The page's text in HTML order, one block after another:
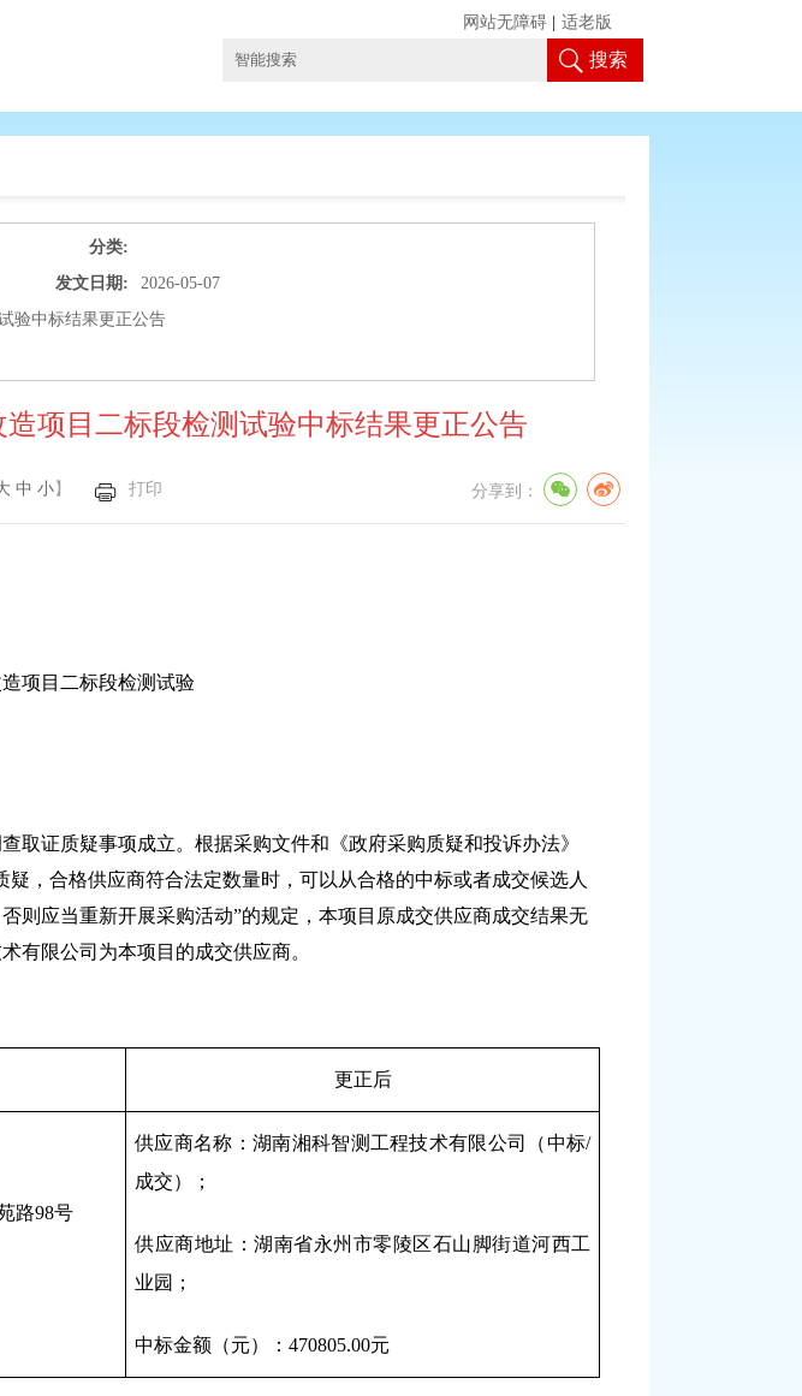
搜索
网站无障碍 适老版
分类:
发文日期:
2026-05-07
验中标结果更正公告
项目二标段检测试验中标结果更正公告
中 小】 打印 分享到：
项目二标段检测试验
证质疑事项成立。根据采购文件和《政府采购质疑和投诉办法》
，合格供应商符合法定数量时，可以从合格的中标或者成交候选人
则应当重新开展采购活动”的规定，本项目原成交供应商成交结果无
有限公司 为本项目的成交供应商。
更正后
路98号
供应商名称：湖南湘科智测工程技术有限公司（中标/
成交）；
供应商地址：湖南省永州市零陵区石山脚街道河西工
业园；
中标金额（元）：470805.00元